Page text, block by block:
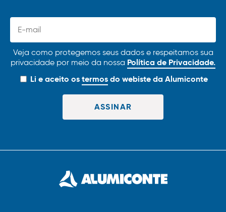
Veja como protegemos seus dados e respeitamos sua
privacidade por meio da nossa Política de Privacidade.
Li e aceito ostermosdo webiste da Alumiconte